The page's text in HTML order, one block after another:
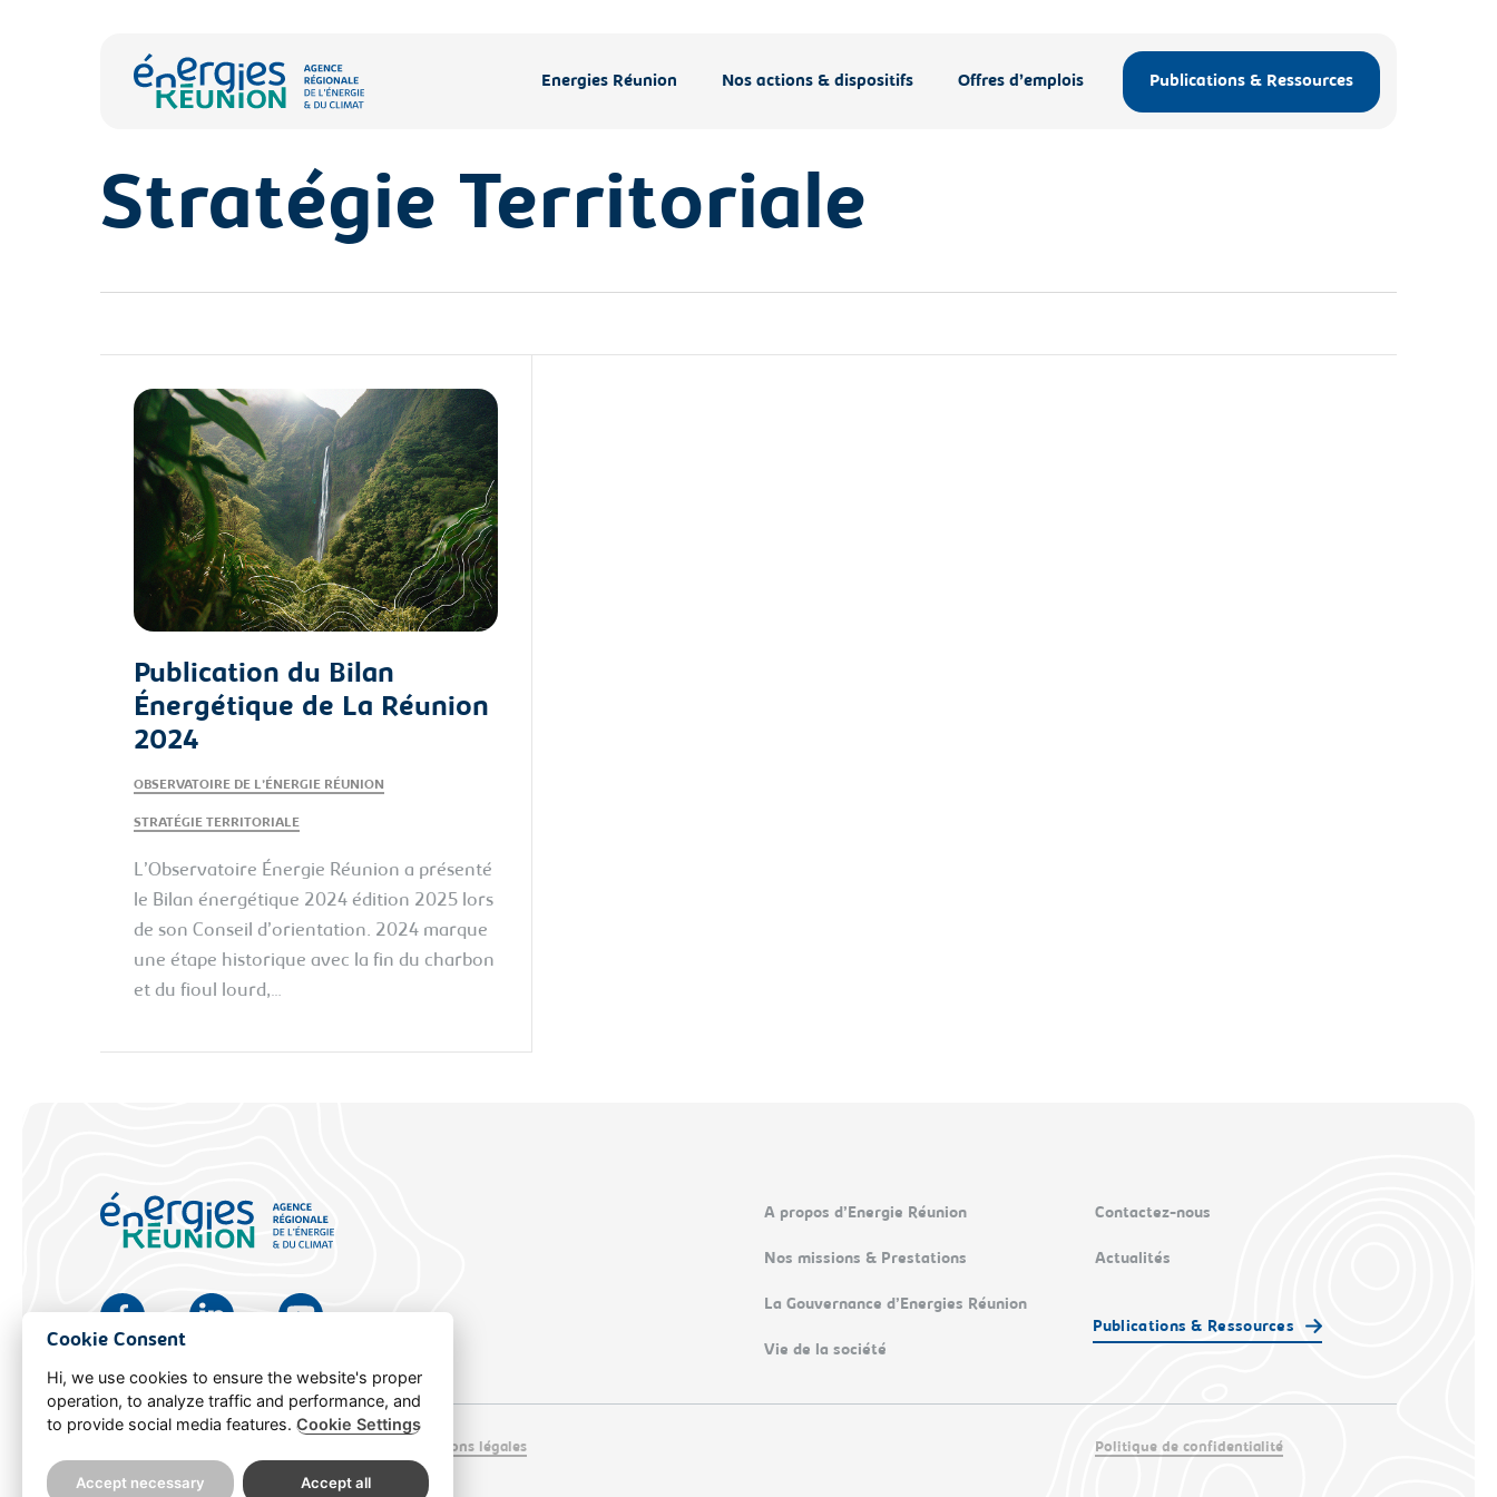
Energies Réunion Nos actions & dispositifs Offres d’emplois Publications & Ressources
Stratégie Territoriale
Publication du Bilan
Énergétique de La Réunion
2024
OBSERVATOIRE DE L’ÉNERGIE RÉUNION
STRATÉGIE TERRITORIALE
L’Observatoire Énergie Réunion a présenté
le Bilan énergétique 2024 édition 2025 lors
de son Conseil d’orientation. 2024 marque
une étape historique avec la fin du charbon
et du fioul lourd,…
A propos d’Energie Réunion
Nos missions & Prestations
La Gouvernance d’Energies Réunion
Vie de la société
Contactez-nous
Actualités
Publications & Ressources
Mentions légales Politique de confidentialité
Cookie Consent
Hi, we use cookies to ensure the website's proper
operation, to analyze traffic and performance, and
to provide social media features.Cookie Settings
Accept necessary Accept all